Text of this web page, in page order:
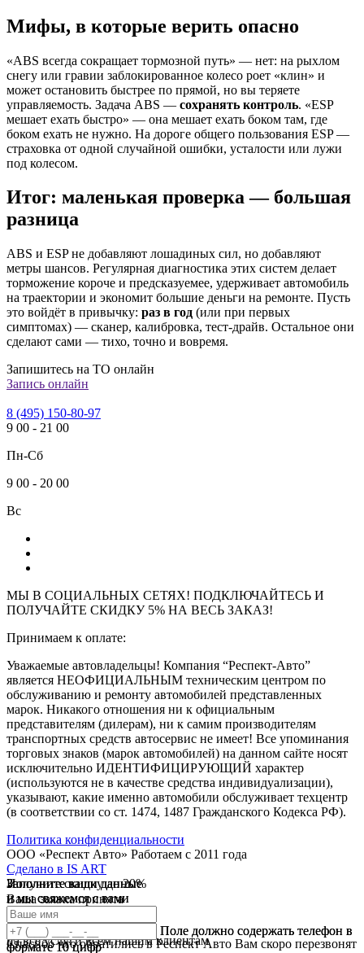
Мифы, в которые верить опасно
«ABS всегда сокращает тормозной путь» — нет: на рыхлом
снегу или гравии заблокированное колесо роет «клин» и
может остановить быстрее по прямой, но вы теряете
управляемость. Задача ABS — сохранять контроль. «ESP
мешает ехать быстро» — она мешает ехать боком там, где
боком ехать не нужно. На дороге общего пользования ESP —
страховка от одной случайной ошибки, усталости или лужи
под колесом.
Итог: маленькая проверка — большая
разница
ABS и ESP не добавляют лошадиных сил, но добавляют
метры шансов. Регулярная диагностика этих систем делает
торможение короче и предсказуемее, удерживает автомобиль
на траектории и экономит большие деньги на ремонте. Пусть
это войдёт в привычку: раз в год (или при первых
симптомах) — сканер, калибровка, тест-драйв. Остальное они
сделают сами — тихо, точно и вовремя.
Запишитесь на ТО онлайн
Запись онлайн
8 (495) 150-80-97
9 00 - 21 00
Пн-Сб
9 00 - 20 00
Вс
МЫ В СОЦИАЛЬНЫХ СЕТЯХ! ПОДКЛЮЧАЙТЕСЬ И
ПОЛУЧАЙТЕ СКИДКУ 5% НА ВЕСЬ ЗАКАЗ!
Принимаем к оплате:
Уважаемые автовладельцы! Компания “Респект-Авто”
является НЕОФИЦИАЛЬНЫМ техническим центром по
обслуживанию и ремонту автомобилей представленных
марок. Никакого отношения ни к официальным
представителям (дилерам), ни к самим производителям
транспортных средств автосервис не имеет! Все упоминания
торговых знаков (марок автомобилей) на данном сайте носят
исключительно ИДЕНТИФИЦИРУЮЩИЙ характер
(используются не в качестве средства индивидуализации),
указывают, какие именно автомобили обслуживает техцентр
(в соответствии со ст. 1474, 1487 Гражданского Кодекса РФ).
Политика конфиденциальности
ООО «Респект Авто» Работаем с 2011 года
Сделано в IS ART
Заполните ваши данные
и мы свяжемся с вами
Поле должно содержать телефон в
формате 10 цифр
Получите скидку до 20%
В течении 10 дней
мы предоставляем скидку
на все услуги всем нашим клиентам
Заполните ваши данные
и мы свяжемся с вами
Поле должно содержать телефон в
формате 10 цифр
✓
Ваша заявка принята
✓
Ваш ответ принят
Спасибо что обратились в Респект Авто Вам скоро перезвонят